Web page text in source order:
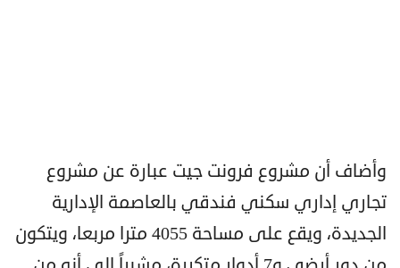
وأضاف أن مشروع فرونت جيت عبارة عن مشروع
تجاري إداري سكني فندقي بالعاصمة الإدارية
الجديدة، ويقع على مساحة 4055 مترا مربعا، ويتكون